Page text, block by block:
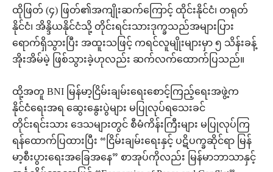
ထိုဖြတ် (၄) ဖြတ်၏အကျိုးဆက်ကြောင့် ထိုင်းနိုင်ငံ၊ တရုတ်
နိုင်ငံ၊ အိန္ဒိယနိုင်ငံသို့ တိုင်းရင်းသားဒုက္ခသည်အများပြား
ရောက်ရှိသွားပြီး အထူးသဖြင့် ကရင်လူမျိုးများမှာ ၅ သိန်းခန့်
အိုးအိမ်မဲ့ ဖြစ်သွားခဲ့ဟုလည်း ဆက်လက်ထောက်ပြသည်။
ထို့အတူ BNI မြန်မာ့ငြိမ်းချမ်းရေးစောင့်ကြည့်ရေးအဖွဲ့က
နိုင်ငံရေးအရ ဆွေးနွေးပွဲများ မပြုလုပ်ရသေးခင်
တိုင်းရင်းသား ဒေသများတွင် စီမံကိန်းကြီးများ မပြုလုပ်ကြ
ရန်ထောက်ပြထားပြီး “ငြိမ်းချမ်းရေးနှင့် ပဋိပက္ခဆိုင်ရာ မြန်
မာ့စီးပွားရေးအခြေအနေ” စာအုပ်ကိုလည်း မြန်မာဘာသာနှင့်